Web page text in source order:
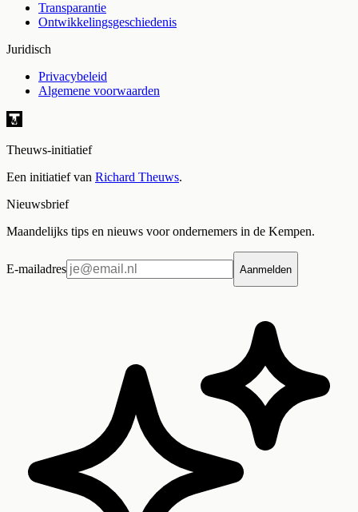
Transparantie
Ontwikkelingsgeschiedenis
Juridisch
Privacybeleid
Algemene voorwaarden
Theuws-initiatief
Een initiatief van Richard Theuws.
Nieuwsbrief
Maandelijks tips en nieuws voor ondernemers in de Kempen.
E-mailadres Aanmelden